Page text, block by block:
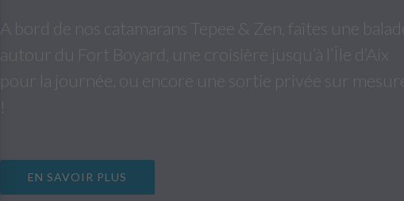
A bord de nos catamarans Tepee & Zen, faîtes une balade
autour du Fort Boyard, une croisière jusqu’à l’Île d’Aix
pour la journée, ou encore une sortie privée sur mesure
!
EN SAVOIR PLUS